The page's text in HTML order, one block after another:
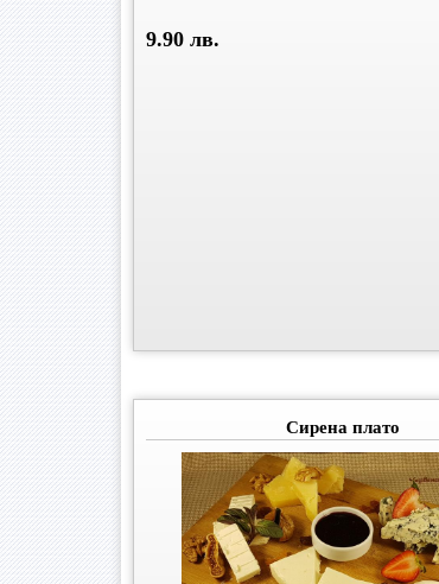
9.90 лв.
Сирена плато